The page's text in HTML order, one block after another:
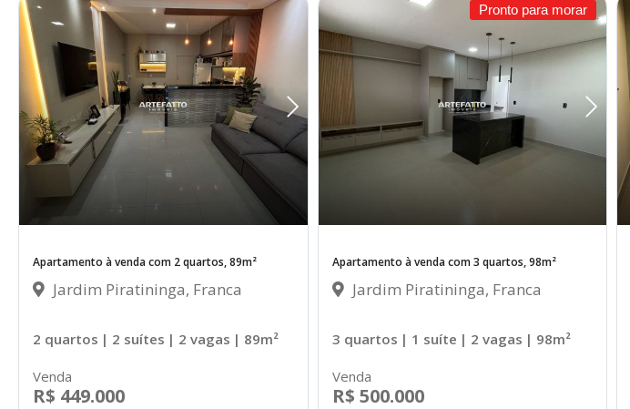
Apartamento à venda com 2 quartos, 89m²
Jardim Piratininga, Franca
2 quartos | 2 suítes | 2 vagas | 89m²
Venda
R$ 449.000
Pronto para morar
Apartamento à venda com 3 quartos, 98m²
Jardim Piratininga, Franca
3 quartos | 1 suíte | 2 vagas | 98m²
Venda
R$ 500.000